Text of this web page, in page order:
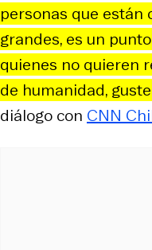
personas que están
grandes, es un
quienes no quieren
de humanidad,
diálogo con CNN